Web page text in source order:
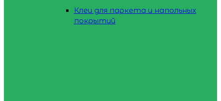
Клеи для паркета и напольных
покрытий